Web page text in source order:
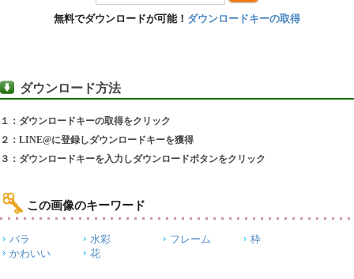
無料でダウンロードが可能！ ダウンロードキーの取得
ダウンロード方法
１：ダウンロードキーの取得をクリック
２：LINE@に登録しダウンロードキーを獲得
３：ダウンロードキーを入力しダウンロードボタンをクリック
この画像のキーワード
バラ 水彩 フレーム
枠
かわいい
花